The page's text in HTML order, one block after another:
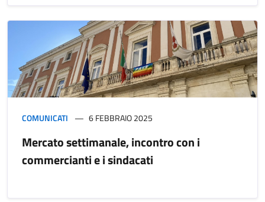
COMUNICATI 6 FEBBRAIO 2025
Mercato settimanale, incontro con i
commercianti e i sindacati